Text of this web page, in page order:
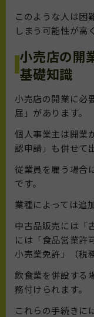
このような人は困
しまう可能性が高
小売店の開
基礎知識
小売店の開業に必
届」があります。
個人事業主は開業
認申請」も併せて
従業員を雇う場合
です。
業種によっては追
中古品販売には「
には「食品営業許
小売業免許」（税
飲食業を併設する
務付けられます。
これらの手続きに